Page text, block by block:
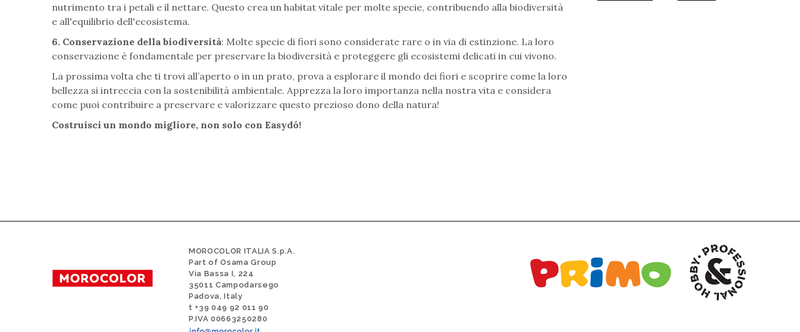
nutrimento tra i petali e il nettare. Questo crea un habitat vitale per molte specie, contribuendo alla biodiversità
e all'equilibrio dell'ecosistema.
6. Conservazione della biodiversità: Molte specie di fiori sono considerate rare o in via di estinzione. La loro
conservazione è fondamentale per preservare la biodiversità e proteggere gli ecosistemi delicati in cui vivono.
La prossima volta che ti trovi all’aperto o in un prato, prova a esplorare il mondo dei fiori e scoprire come la loro
bellezza si intreccia con la sostenibilità ambientale. Apprezza la loro importanza nella nostra vita e considera
come puoi contribuire a preservare e valorizzare questo prezioso dono della natura!
Costruisci un mondo migliore, non solo con Easydó!
MOROCOLOR ITALIA S.p.A.
Part of Osama Group
Via Bassa I, 224
35011 Campodarsego
Padova, Italy
t +39 049 92 011 90
P.IVA 00663250280